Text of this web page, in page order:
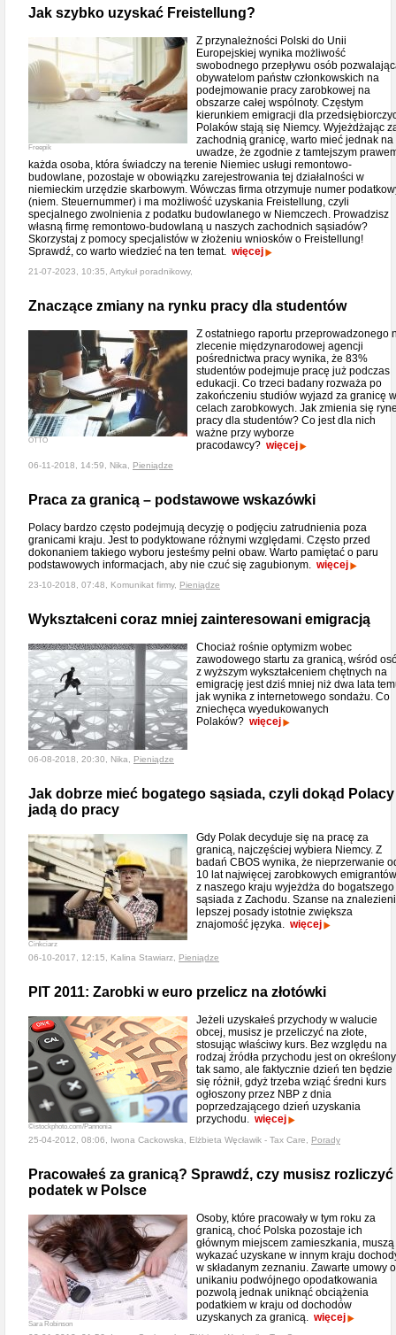
Jak szybko uzyskać Freistellung?
Freepik
Z przynależności Polski do Unii
Europejskiej wynika możliwość
swobodnego przepływu osób
obywatelom państw członkowskich na
podejmowanie pracy zarobkowej na
obszarze całej wspólnoty. Częstym
kierunkiem emigracji dla
Polaków stają się Niemcy. Wyjeżdżając
zachodnią granicę, warto mieć jednak na
uwadze, że zgodnie z tamtejszym
każda osoba, która świadczy na terenie Niemiec usługi remontowo-
budowlane, pozostaje w obowiązku zarejestrowania tej działalności w
niemieckim urzędzie skarbowym. Wówczas firma otrzymuje numer
(niem. Steuernummer) i ma możliwość uzyskania Freistellung, czyli
specjalnego zwolnienia z podatku budowlanego w Niemczech. Prowadzisz
własną firmę remontowo-budowlaną u naszych zachodnich sąsiadów?
Skorzystaj z pomocy specjalistów w złożeniu wniosków o Freistellung!
Sprawdź, co warto wiedzieć na ten temat. więcej
21-07-2023, 10:35, Artykuł poradnikowy,
Znaczące zmiany na rynku pracy dla studentów
OTTO
Z ostatniego raportu przeprowadzonego
zlecenie międzynarodowej agencji
pośrednictwa pracy wynika, że 83%
studentów podejmuje pracę już podczas
edukacji. Co trzeci badany rozważa po
zakończeniu studiów wyjazd za granicę w
celach zarobkowych. Jak zmienia się
pracy dla studentów? Co jest dla nich
ważne przy wyborze
pracodawcy? więcej
06-11-2018, 14:59, Nika, Pieniądze
Praca za granicą – podstawowe wskazówki
Polacy bardzo często podejmują decyzję o podjęciu zatrudnienia poza
granicami kraju. Jest to podyktowane różnymi względami. Często przed
dokonaniem takiego wyboru jesteśmy pełni obaw. Warto pamiętać o paru
podstawowych informacjach, aby nie czuć się zagubionym. więcej
23-10-2018, 07:48, Komunikat firmy, Pieniądze
Wykształceni coraz mniej zainteresowani emigracją
Chociaż rośnie optymizm wobec
zawodowego startu za granicą, wśród
z wyższym wykształceniem chętnych na
emigrację jest dziś mniej niż dwa lata
jak wynika z internetowego sondażu. Co
zniechęca wyedukowanych
Polaków? więcej
06-08-2018, 20:30, Nika, Pieniądze
Jak dobrze mieć bogatego sąsiada, czyli dokąd Polacy
jadą do pracy
Cinkciarz
Gdy Polak decyduje się na pracę za
granicą, najczęściej wybiera Niemcy. Z
badań CBOS wynika, że nieprzerwanie
10 lat najwięcej zarobkowych emigrantów
z naszego kraju wyjeżdża do bogatszego
sąsiada z Zachodu. Szanse na
lepszej posady istotnie zwiększa
znajomość języka. więcej
06-10-2017, 12:15, Kalina Stawiarz, Pieniądze
PIT 2011: Zarobki w euro przelicz na złotówki
©istockphoto.com/Pannonia
Jeżeli uzyskałeś przychody w walucie
obcej, musisz je przeliczyć na złote,
stosując właściwy kurs. Bez względu na
rodzaj źródła przychodu jest on określony
tak samo, ale faktycznie dzień ten będzie
się różnił, gdyż trzeba wziąć średni kurs
ogłoszony przez NBP z dnia
poprzedzającego dzień uzyskania
przychodu. więcej
25-04-2012, 08:06, Iwona Cackowska, Elżbieta Węcławik - Tax Care, Porady
Pracowałeś za granicą? Sprawdź, czy musisz rozliczyć
podatek w Polsce
Sara Robinson
Osoby, które pracowały w tym roku za
granicą, choć Polska pozostaje ich
głównym miejscem zamieszkania, muszą
wykazać uzyskane w innym kraju
w składanym zeznaniu. Zawarte umowy o
unikaniu podwójnego opodatkowania
pozwolą jednak uniknąć obciążenia
podatkiem w kraju od dochodów
uzyskanych za granicą. więcej